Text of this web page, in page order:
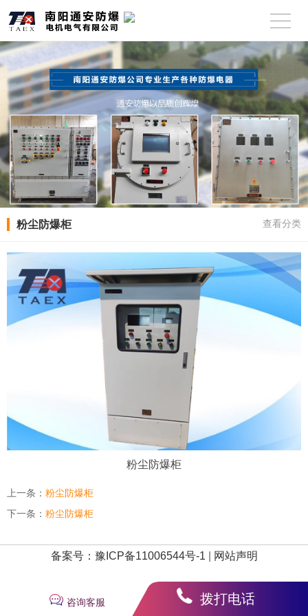
粉尘防爆柜 查看分类
粉尘防爆柜
上一条： 粉尘防爆柜
下一条： 粉尘防爆柜
咨询客服 拨打电话
备案号：豫ICP备11006544号-1 网站声明